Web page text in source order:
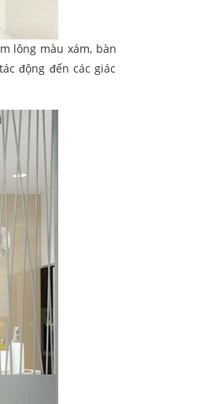
lông màu xám, bàn
động đến các giác